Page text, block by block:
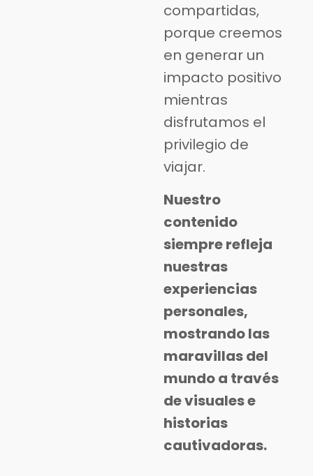
compartidas,
porque creemos
en generar un
impacto positivo
mientras
disfrutamos el
privilegio de
viajar.
Nuestro
contenido
siempre refleja
nuestras
experiencias
personales,
mostrando las
maravillas del
mundo a través
de visuales e
historias
cautivadoras.